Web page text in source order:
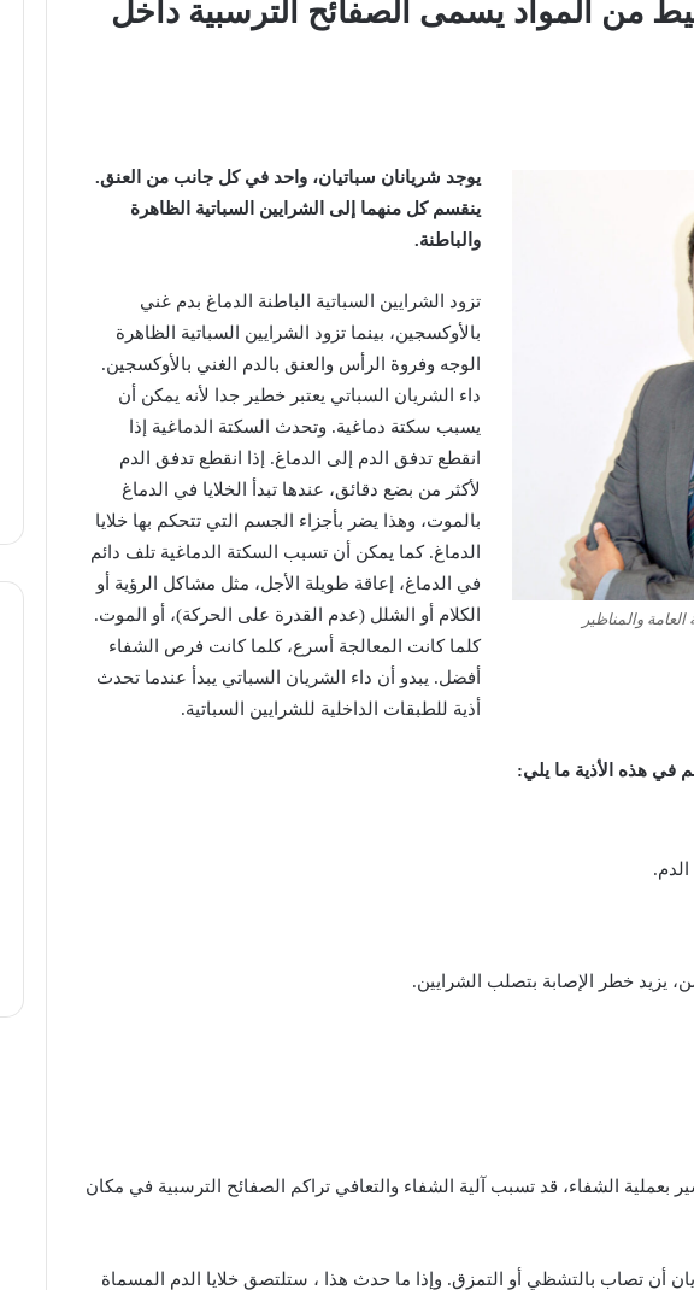
من المواد يسمى الصفائح الترسبية داخل
والمناظير
يوجد شريانان سباتيان، واحد في كل جانب من العنق.
ينقسم كل منهما إلى الشرايين السباتية
الظاهرة
والباطنة.
تزود الشرايين السباتية الباطنة الدماغ بدم غني
بالأوكسجين، بينما تزود الشرايين السباتية
الظاهرة
الوجه وفروة الرأس والعنق بالدم الغني بالأوكسجين.
داء
الشريان السباتي يعتبر خطير جدا لأنه يمكن
أن
يسبب سكتة دماغية. وتحدث السكتة الدماغية
إذا
انقطع تدفق الدم إلى الدماغ. إذا انقطع تدفق
الدم
لأكثر من بضع دقائق، عندها تبدأ الخلايا في
الدماغ
بالموت، وهذا يضر بأجزاء الجسم التي تتحكم بها خلايا
الدماغ.كما يمكن أن تسبب السكتة الدماغية تلف دائم
في
الدماغ، إعاقة طويلة الأجل، مثل مشاكل الرؤية
أو
الكلام
أو الشلل (عدم القدرة على الحركة)، أو الموت.
كلما كانت المعالجة أسرع، كلما كانت فرص
الشفاء
أفضل. يبدو أن داء الشريان السباتي يبدأ عندما تحدث
أذية للطبقات الداخلية للشرايين السباتية.
في هذه الأذية ما يلي:
الدم.
يزيد خطر الإصابة بتصلب الشرايين.
بعملية الشفاء، قد تسبب آلية الشفاء والتعافي تراكم الصفائح الترسبية في مكان
أن تصاب بالتشظي أو التمزق. وإذا ما حدث هذا ، ستلتصق خلايا الدم
المسماة